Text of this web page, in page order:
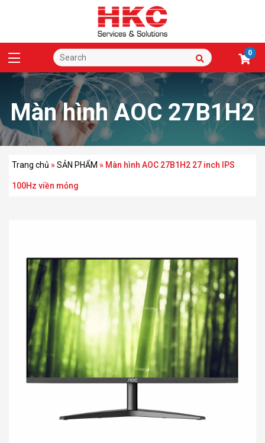
0
Màn hình AOC 27B1H2
27 inch IPS 100Hz viền
Trang chủ »SẢN PHẨM » Màn hình AOC 27B1H2 27 inch IPS
100Hz viền mỏng